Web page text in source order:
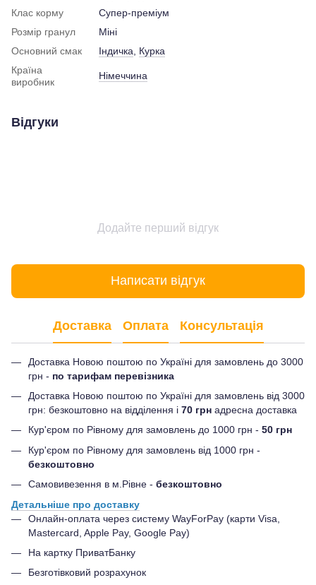
Клас корму
Супер-преміум
Розмір гранул
Міні
Основний смак
Індичка
Курка
Країна
виробник
Німеччина
Відгуки
Додайте перший відгук
Написати відгук
Доставка Оплата Консультація
Доставка Новою поштою по Україні для замовлень до 3000
грн - по тарифам перевізника
Доставка Новою поштою по Україні для замовлень від 3000
грн: безкоштовно на відділення і 70 грн адресна доставка
Кур'єром по Рівному для замовлень до 1000 грн - 50 грн
Кур'єром по Рівному для замовлень від 1000 грн -
безкоштовно
Самовивезення в м.Рівне - безкоштовно
Детальніше про доставку
Онлайн-оплата через систему WayForPay (карти Visa,
Mastercard, Apple Pay, Google Pay)
На картку ПриватБанку
Безготівковий розрахунок